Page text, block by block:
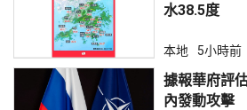
水38.5度
本地 5小時前
據報華府評
內發動攻擊